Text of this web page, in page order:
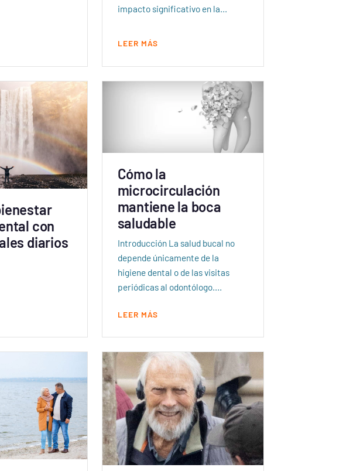
impacto significativo en la…
LEER MÁS
con
diarios
Cómo la
microcirculación
mantiene la boca
saludable
Introducción La salud bucal no
depende únicamente de la
higiene dental o de las visitas
periódicas al odontólogo.…
LEER MÁS